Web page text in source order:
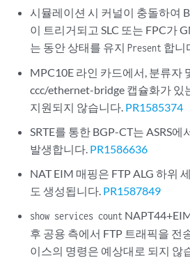
시뮬레이션 시 커널이 충돌하여
이 트리거되고 SLC 또는 FPC가
는 동안 상태를 유지Present 합니
MPC10E 라인 카드에서, 분류자
ccc/ethernet-bridge 캡슐화가 있
지원되지 않습니다. PR1585374
SRTE를 통한 BGP-CT는 ASRS에
발생합니다. PR1586636
NAT EIM 매핑은 FTP ALG 하위
도 생성됩니다. PR1587849
show services count
후 공용 측에서 FTP 트래픽을 전
이스의 명령은 예상대로 되지 않